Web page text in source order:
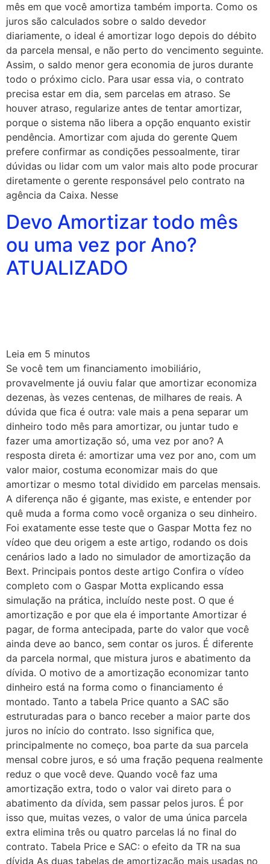
mês em que você amortiza também importa. Como os
juros são calculados sobre o saldo devedor
diariamente, o ideal é amortizar logo depois do débito
da parcela mensal, e não perto do vencimento seguinte.
Assim, o saldo menor gera economia de juros durante
todo o próximo ciclo. Para usar essa via, o contrato
precisa estar em dia, sem parcelas em atraso. Se
houver atraso, regularize antes de tentar amortizar,
porque o sistema não libera a opção enquanto existir
pendência. Amortizar com ajuda do gerente Quem
prefere confirmar as condições pessoalmente, tirar
dúvidas ou lidar com um valor mais alto pode procurar
diretamente o gerente responsável pelo contrato na
agência da Caixa. Nesse
Devo Amortizar todo mês
ou uma vez por Ano?
ATUALIZADO
Leia em 5 minutos
Se você tem um financiamento imobiliário,
provavelmente já ouviu falar que amortizar economiza
dezenas, às vezes centenas, de milhares de reais. A
dúvida que fica é outra: vale mais a pena separar um
dinheiro todo mês para amortizar, ou juntar tudo e
fazer uma amortização só, uma vez por ano? A
resposta direta é: amortizar uma vez por ano, com um
valor maior, costuma economizar mais do que
amortizar o mesmo total dividido em parcelas mensais.
A diferença não é gigante, mas existe, e entender por
quê muda a forma como você organiza o seu dinheiro.
Foi exatamente esse teste que o Gaspar Motta fez no
vídeo que deu origem a este artigo, rodando os dois
cenários lado a lado no simulador de amortização da
Bext. Principais pontos deste artigo Confira o vídeo
completo com o Gaspar Motta explicando essa
simulação na prática, incluído neste post. O que é
amortização e por que ela é importante Amortizar é
pagar, de forma antecipada, parte do valor que você
ainda deve ao banco, sem contar os juros. É diferente
da parcela normal, que mistura juros e abatimento da
dívida. O motivo de a amortização economizar tanto
dinheiro está na forma como o financiamento é
montado. Tanto a tabela Price quanto a SAC são
estruturadas para o banco receber a maior parte dos
juros no início do contrato. Isso significa que,
principalmente no começo, boa parte da sua parcela
mensal cobre juros, e só uma fração pequena realmente
reduz o que você deve. Quando você faz uma
amortização extra, todo o valor vai direto para o
abatimento da dívida, sem passar pelos juros. É por
isso que, muitas vezes, o valor de uma única parcela
extra elimina três ou quatro parcelas lá no final do
contrato. Tabela Price e SAC: o efeito da TR na sua
dívida As duas tabelas de amortização mais usadas no